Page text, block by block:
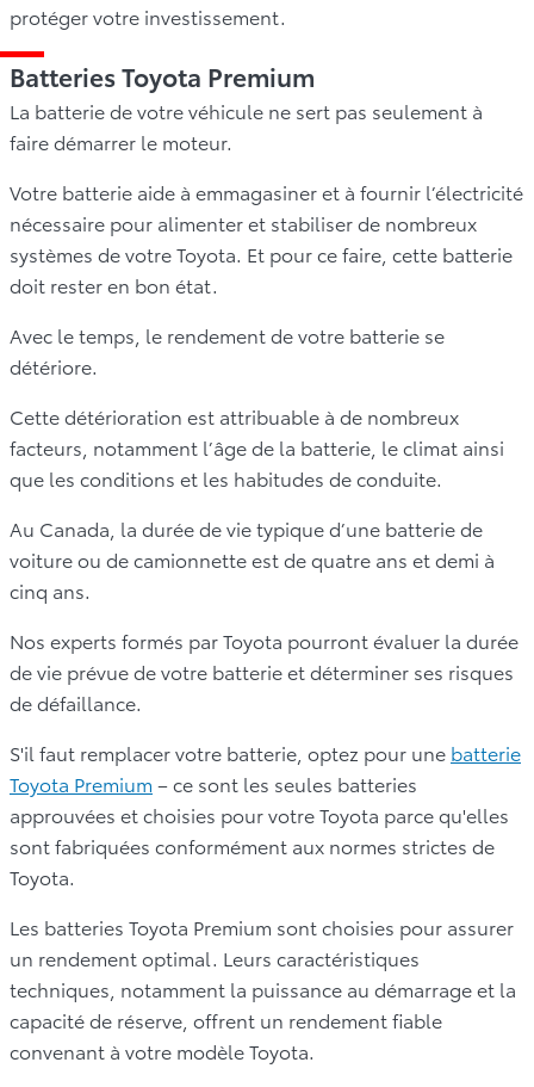
protéger votre investissement.
Batteries Toyota Premium
La batterie de votre véhicule ne sert pas seulement à
faire démarrer le moteur.
Votre batterie aide à emmagasiner et à fournir l’électricité
nécessaire pour alimenter et stabiliser de nombreux
systèmes de votre Toyota. Et pour ce faire, cette batterie
doit rester en bon état.
Avec le temps, le rendement de votre batterie se
détériore.
Cette détérioration est attribuable à de nombreux
facteurs, notamment l’âge de la batterie, le climat ainsi
que les conditions et les habitudes de conduite.
Au Canada, la durée de vie typique d’une batterie de
voiture ou de camionnette est de quatre ans et demi à
cinq ans.
Nos experts formés par Toyota pourront évaluer la durée
de vie prévue de votre batterie et déterminer ses risques
de défaillance.
S'il faut remplacer votre batterie, optez pour une batterie
Toyota Premium – ce sont les seules batteries
approuvées et choisies pour votre Toyota parce qu'elles
sont fabriquées conformément aux normes strictes de
Toyota.
Les batteries Toyota Premium sont choisies pour assurer
un rendement optimal. Leurs caractéristiques
techniques, notamment la puissance au démarrage et la
capacité de réserve, offrent un rendement fiable
convenant à votre modèle Toyota.